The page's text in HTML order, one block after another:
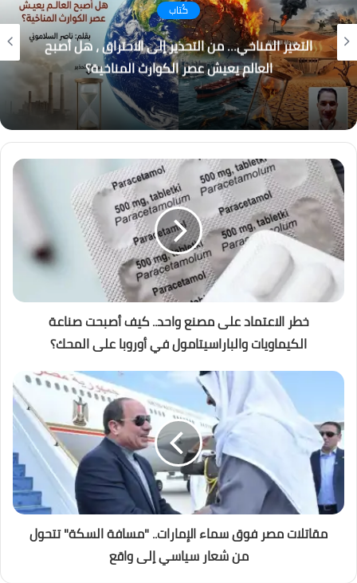
كُتاب
التغير المناخي… من التحذير إلى الاحتراق ، هل أصبح
العالم يعيش عصر الكوارث المناخية؟
خطر الاعتماد على مصنع واحد.. كيف أصبحت صناعة
الكيماويات والباراسيتامول في أوروبا على المحك؟
مقاتلات مصر فوق سماء الإمارات.. "مسافة السكة" تتحول
من شعار سياسي إلى واقع